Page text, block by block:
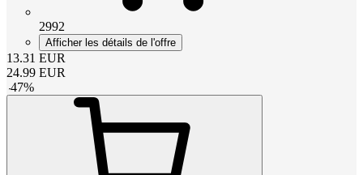
2992
Afficher les détails de l'offre
13.31 EUR
24.99 EUR
-47%